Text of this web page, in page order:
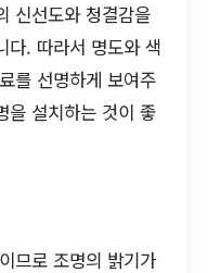
신선도와 청결감을
다. 따라서 명도와 색
를 선명하게 보여주
을 설치하는 것이 좋
므로 조명의 밝기가